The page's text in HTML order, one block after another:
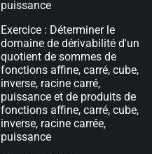
puissance
Exercice : Déterminer le
domaine de dérivabilité d'un
quotient de sommes de
fonctions affine, carré, cube,
inverse, racine carré,
puissance et de produits de
fonctions affine, carré, cube,
inverse, racine carrée,
puissance